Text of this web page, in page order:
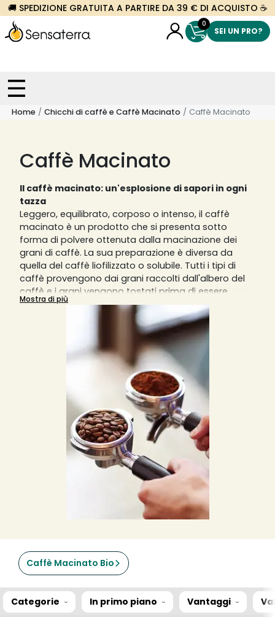
🚚 SPEDIZIONE GRATUITA A PARTIRE DA 39 € DI ACQUISTO ☕
0
SEI UN PRO?
Home Chicchi di caffè e Caffè Macinato Caffè Macinato
Caffè Macinato
Il caffè macinato: un'esplosione di sapori in ogni
tazza
Leggero, equilibrato, corposo o intenso, il caffè
macinato è un prodotto che si presenta sotto
forma di polvere ottenuta dalla macinazione dei
grani di caffè. La sua preparazione è diversa da
quella del caffè liofilizzato o solubile. Tutti i tipi di
caffè provengono dai grani raccolti dall'albero del
caffè e i grani vengono tostati prima di essere
macinati in particelle sottili per estrarre il massimo
dell'aroma. È possibile trovare diversi tipi di caffè
macinato, come biologico o aromatizzato, e ogni
tipologia di tazza o caffè che si rispetti richiede una
diversa macinatura del caffè.
Una macinatura grossa darà un risultato in tazza
diluito, mentre una macinatura fine darà un risultato
sovraccarico di aromi. La macchina da caffè
manuale richiede una macinatura molto fine,
mentre la macchina da caffè italiana
sovradeonominata Moka richiede una macinatura
più grossolana e meno fine. Le macchine da caffè a
filtro invece richiedono una macinatura medio-fine
e le macchine da caffè a pistone o slow coffee
richiedono invece una macinatura piuttosto grossa.
Solitamente, per una tazzina di caffè, si usano 7
grammi di caffè macinato o in grani, ma si può
variare la quantità in base ai propri gusti.
Mostra di più
Caffè Macinato Bio
Categorie In primo piano Vantaggi